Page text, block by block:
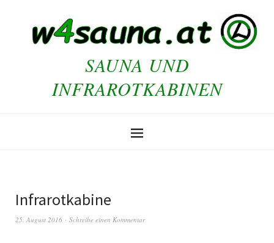
SAUNA UND
INFRAROTKABINEN
Infrarotkabine
25. August 2016 Schreibe einen Kommentar